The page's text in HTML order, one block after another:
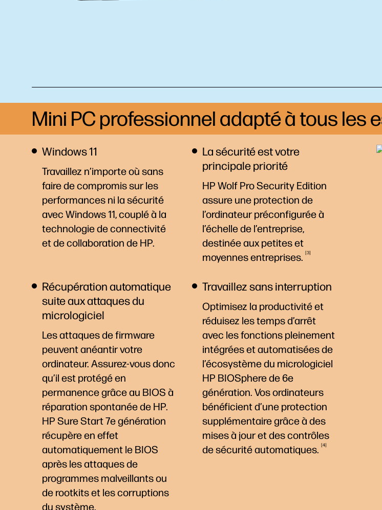
Mini PC professionnel adapté à tous les
Windows 11
Travaillez n’importe où sans
faire de compromis sur les
performances ni la sécurité
avec Windows 11, couplé à la
technologie de connectivité
et de collaboration de HP.
La sécurité est votre
principale priorité
HP Wolf Pro Security Edition
assure une protection de
l’ordinateur préconfigurée à
l’échelle de l’entreprise,
destinée aux petites et
moyennesentreprises. 3
Récupération automatique
suite aux attaques du
micrologiciel
Les attaques de firmware
peuvent anéantir votre
ordinateur. Assurez-vous donc
qu’il est protégé en
permanence grâce au BIOS à
réparation spontanée de HP.
HP Sure Start 7e génération
récupère en effet
automatiquement le BIOS
après les attaques de
programmes malveillants ou
de rootkits et les corruptions
du système.
Travaillez sans interruption
Optimisez la productivité et
réduisez les temps d’arrêt
avec les fonctions pleinement
intégrées et automatisées de
l’écosystème du micrologiciel
HP BIOSphere de 6e
génération. Vos ordinateurs
bénéficient d’une protection
supplémentaire grâce à des
mises à jour et des contrôles
de sécuritéautomatiques. 4